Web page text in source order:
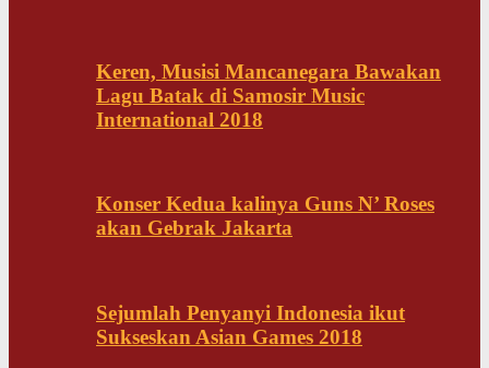
Keren, Musisi Mancanegara Bawakan
Lagu Batak di Samosir Music
International 2018
Konser Kedua kalinya Guns N’ Roses
akan Gebrak Jakarta
Sejumlah Penyanyi Indonesia ikut
Sukseskan Asian Games 2018